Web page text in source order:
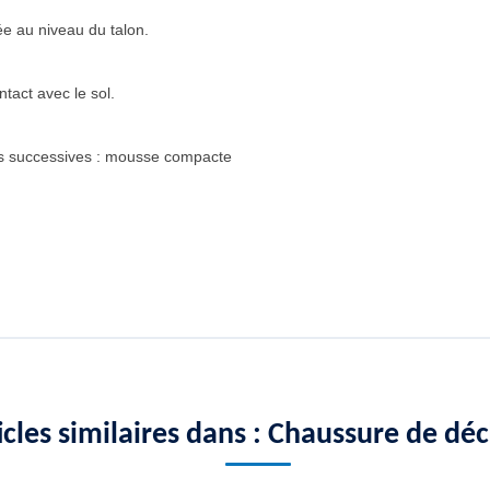
au niveau du talon.
avec le sol.
: mousse compacte
similaires dans : Chaussure de